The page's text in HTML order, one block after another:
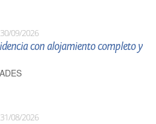
30/09/2026
con alojamiento completo y
31/08/2026